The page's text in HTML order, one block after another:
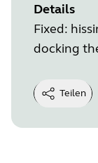
Details
Fixed:
docking
Teilen